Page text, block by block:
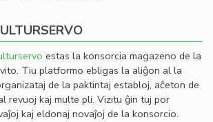
estas la konsorcia magazeno de la
Tiu platformo ebligas la aliĝon al la
de la paktintaj establoj, aĉeton de
revuoj kaj multe pli. Vizitu ĝin tuj por
kaj eldonaj novaĵoj de la konsorcio.